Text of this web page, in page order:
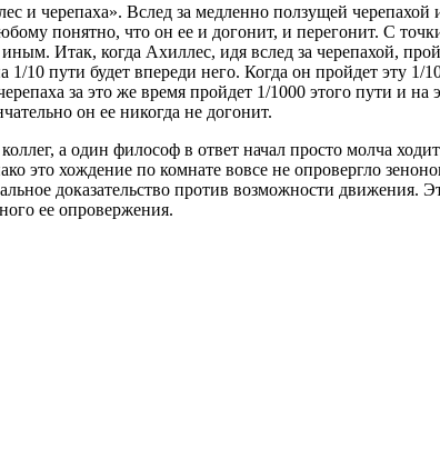
и черепаха». Вслед за медленно ползущей
понятно, что он ее и догонит, и перегонит. С
Итак, когда Ахиллес, идя вслед за черепахой,
10 пути будет впереди него. Когда он пройдет эту
за это же время пройдет 1/1000 этого пути и
он ее никогда не догонит.
а один философ в ответ начал просто молча
это хождение по комнате вовсе не опровергло
доказательство против возможности
ее опровержения.